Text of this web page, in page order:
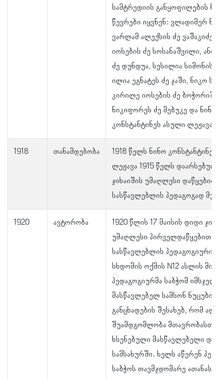
სამტრედიის განყოფილების
წევრები იყვნენ: ვლადიმერ
ვარლამ ალექსის ძე ვაშაკიძე,
იოსების ძე სოსანაშვილი,
ძე დუნდუა, სესილია სიმონის
ილია ეგნატეს ძე ჯაში, ნიკო
კირილე იოსების ძე
ნიკიფორეს ძე მებუკე და ნინო
კონსტანტინეს ასული ლეჟავა.
1918 თანამდებობა
1918 წელს ნინო
ლეჟავა 1915 წელს
ჯიხაიშის უმაღლესი
სასწავლებლის პედაგოგად
1920 ავტორობა
1920 წლის 17 მაისის დიდი
უმაღლესი პირველდაწყებითი
სასწავლებლის პედაგოგიური
სხდომის ოქმის N12 ასლის
პედაგოგიურმა საბჭომ იმსჯელა
მასწავლებელ სამსონ
განცხადების შესახებ, რომ
შუამდგომლობა
ხსენებული მასწავლებელი
სამსახურში. ხელს აწერენ
საბჭოს თავმჯდომარე ათანასე